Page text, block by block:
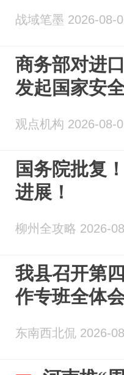
战域笔墨 2026-08-
商务部对进
发起国家安
观点机构 2026-08-
国务院批复
进展！
柳州全攻略 2026-
我县召开第
作专班全体
东南西北侃 2026-